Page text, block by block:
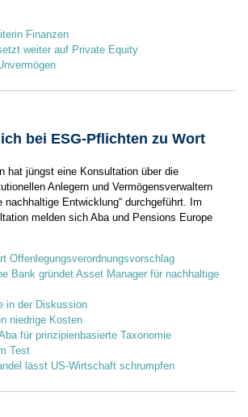
Finanzen
weiter auf Private Equity
bei ESG-Pflichten zu Wort
hat jüngst eine Konsultation über die
Anlegern und Vermögensverwaltern
nachhaltige Entwicklung“ durchgeführt. Im
melden sich Aba und Pensions Europe
Offenlegungsverordnungsvorschlag
Bank gründet Asset Manager für nachhaltige
in der Diskussion
niedrige Kosten
für prinzipienbasierte Taxonomie
Test
lässt US-Wirtschaft schrumpfen